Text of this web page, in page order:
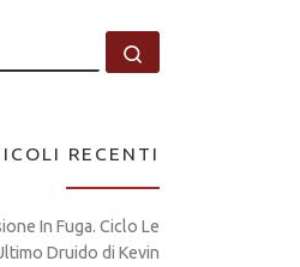
CERCA
RECENTI
In Fuga. Ciclo Le
Druido di Kevin